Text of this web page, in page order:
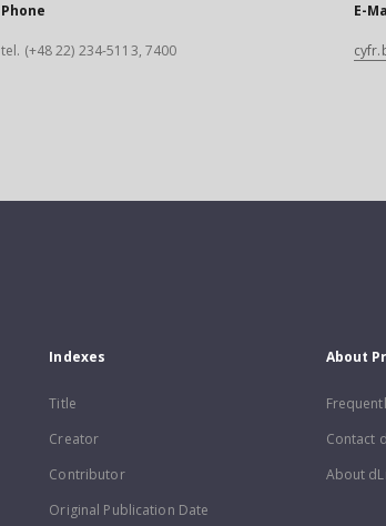
Phone
tel. (+48 22) 234-5113, 7400
E-
Indexes
Title
Creator
Contributor
Original Publication Date
About
Contact
About